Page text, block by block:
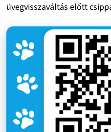
üvegvisszaváltás előtt